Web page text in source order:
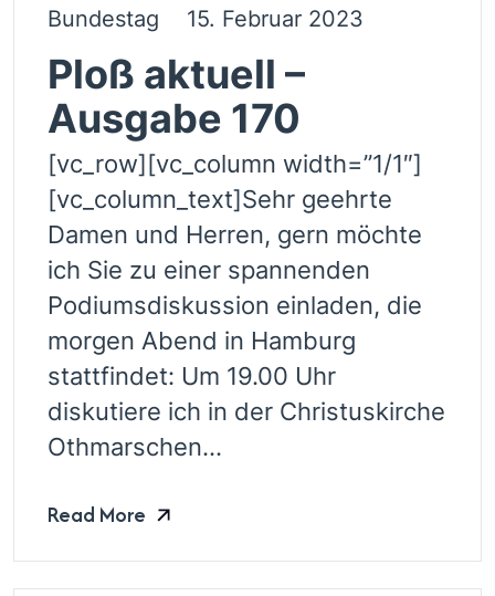
Bundestag 15. Februar 2023
Ploß aktuell –
Ausgabe 170
[vc_row][vc_column width=”1/1″]
[vc_column_text]Sehr geehrte
Damen und Herren, gern möchte
ich Sie zu einer spannenden
Podiumsdiskussion einladen, die
morgen Abend in Hamburg
stattfindet: Um 19.00 Uhr
diskutiere ich in der Christuskirche
Othmarschen...
Read More